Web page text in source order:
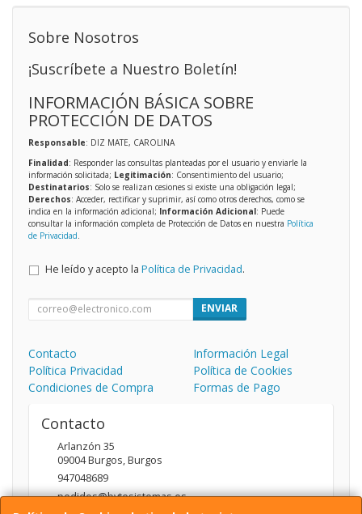
Sobre Nosotros
¡Suscríbete a Nuestro Boletín!
INFORMACIÓN BÁSICA SOBRE
PROTECCIÓN DE DATOS
Responsable: DIZ MATE, CAROLINA
Finalidad: Responder las consultas planteadas por el usuario y enviarle la
información solicitada; Legitimación: Consentimiento del usuario;
Destinatarios: Solo se realizan cesiones si existe una obligación legal;
Derechos: Acceder, rectificar y suprimir, así como otros derechos, como se
indica en la información adicional; Información Adicional: Puede
consultar la información completa de Protección de Datos en nuestra Política
de Privacidad
He leído y acepto la Política de Privacidad.
ENVIAR
Contacto
Información Legal
Política Privacidad
Política de Cookies
Condiciones de Compra
Formas de Pago
Contacto
Arlanzón 35
09004Burgos,Burgos
947048689
pedidos@bytesistemas.es